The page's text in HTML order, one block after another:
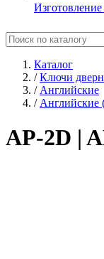
Каталог
/ Ключи
/ Английские
/ Английские
AP-2D |